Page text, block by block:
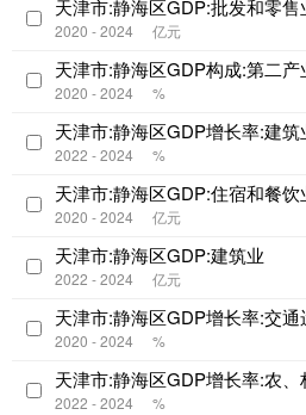
天津市:静海区GDP:批发和零售
2020 - 2024 亿元
天津市:静海区GDP构成:第二产
2020 - 2024 %
天津市:静海区GDP增长率:建筑
2022 - 2024 %
天津市:静海区GDP:住宿和餐饮
2020 - 2024 亿元
天津市:静海区GDP:建筑业
2022 - 2024 亿元
天津市:静海区GDP增长率:交
2020 - 2024 %
天津市:静海区GDP增长率:农、
2022 - 2024 %